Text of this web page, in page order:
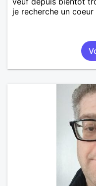
je recherche un